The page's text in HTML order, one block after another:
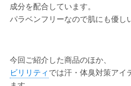
成分を配合しています。
パラベンフリーなので肌にも優し
今回ご紹介した商品のほか、
ビリリティでは汗・体臭対策アイ